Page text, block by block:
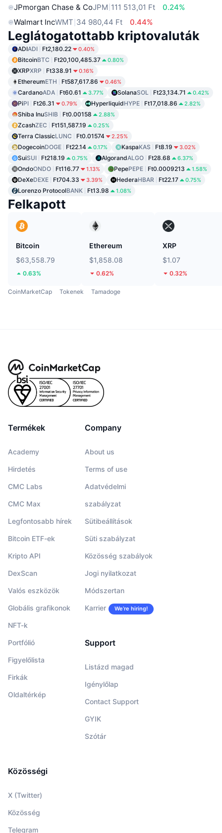
JPmorgan Chase & CoJPM 111 513,01 Ft
0.24%
Walmart IncWMT 34 980,44 Ft 0.44%
Leglátogatottabb kriptovaluták
ADIADI Ft2,180.22 0.40%
BitcoinBTC Ft20,100,485.37 0.80%
XRPXRP Ft338.91 0.16%
EthereumETH Ft587,617.86 0.46%
CardanoADA Ft60.61 3.77% SolanaSOL Ft23,134.71 0.42%
PiPI Ft26.31 0.79% HyperliquidHYPE Ft17,018.86 2.82%
Shiba InuSHIB Ft0.00158 2.88%
ZcashZEC Ft151,587.19 0.25%
Terra ClassicLUNC Ft0.01574 2.25%
DogecoinDOGE Ft22.14 0.17% KaspaKAS Ft8.19 3.02%
SuiSUI Ft218.19 0.75% AlgorandALGO Ft28.68 6.37%
OndoONDO Ft116.77 1.13% PepePEPE Ft0.0009213 1.58%
DeXeDEXE Ft704.33 3.39% HederaHBAR Ft22.17 0.75%
Lorenzo ProtocolBANK Ft13.98 1.08%
Felkapott
Bitcoin
$63,558.79
0.63%
Ethereum
$1,858.08
0.62%
XRP
$1.07
0.32%
CoinMarketCap Tokenek Tamadoge
Termékek
Academy
Hirdetés
CMC Labs
CMC Max
Legfontosabb hírek
Bitcoin ETF-ek
Kripto API
DexScan
Valós eszközök
Globális grafikonok
NFT-k
Portfólió
Figyelőlista
Firkák
Oldaltérkép
Company
About us
Terms of use
Adatvédelmi
szabályzat
Sütibeállítások
Süti szabályzat
Közösség szabályok
Jogi nyilatkozat
Módszertan
Karrier We’re hiring!
Support
Listázd magad
Igénylőlap
Contact Support
GYIK
Szótár
Közösségi
X (Twitter)
Közösség
Telegram